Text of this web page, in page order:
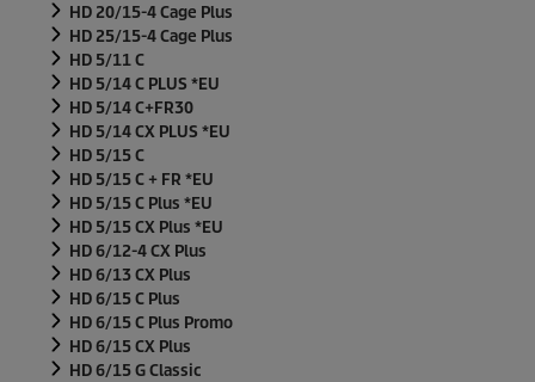
HD 20/15-4 Cage Plus
HD 25/15-4 Cage Plus
HD 5/11 C
HD 5/14 C PLUS *EU
HD 5/14 C+FR30
HD 5/14 CX PLUS *EU
HD 5/15 C
HD 5/15 C + FR *EU
HD 5/15 C Plus *EU
HD 5/15 CX Plus *EU
HD 6/12-4 CX Plus
HD 6/13 CX Plus
HD 6/15 C Plus
HD 6/15 C Plus Promo
HD 6/15 CX Plus
HD 6/15 G Classic